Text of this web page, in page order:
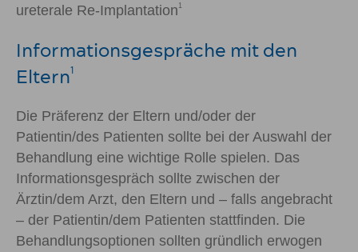
ureterale Re-Implantation 1
Informationsgespräche mit den
Eltern1
Die Präferenz der Eltern und/oder der
Patientin/des Patienten sollte bei der Auswahl der
Behandlung eine wichtige Rolle spielen. Das
Informationsgespräch sollte zwischen der
Ärztin/dem Arzt, den Eltern und – falls angebracht
– der Patientin/dem Patienten stattfinden. Die
Behandlungsoptionen sollten gründlich erwogen